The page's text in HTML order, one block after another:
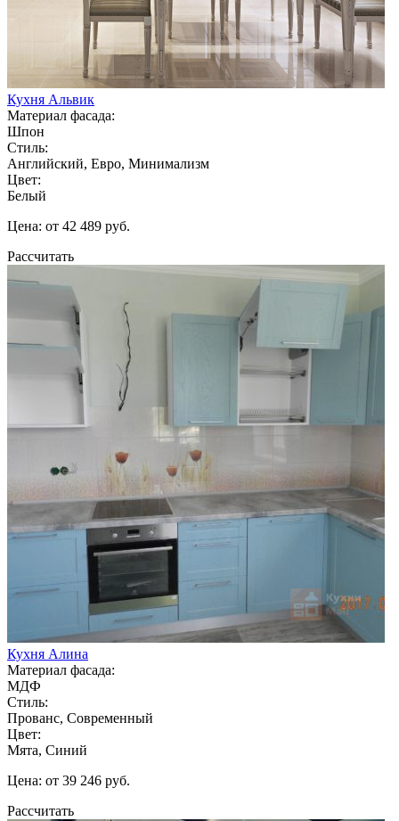
Кухня Альвик
Материал фасада:
Шпон
Стиль:
Английский, Евро, Минимализм
Цвет:
Белый
Цена: от 42 489 руб.
Рассчитать
Кухня Алина
Материал фасада:
МДФ
Стиль:
Прованс, Современный
Цвет:
Мята, Синий
Цена: от 39 246 руб.
Рассчитать